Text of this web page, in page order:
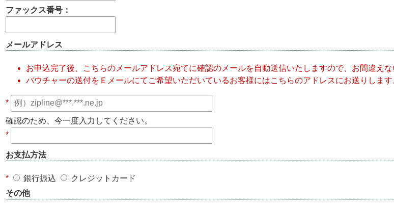
ファックス番号：
メールアドレス
お申込完了後、こちらのメールアドレス宛てに確認のメールを自動送信いたしますので、お間違えな
バウチャーの送付をＥメールにてご希望いただいているお客様にはこちらのアドレスにお送りしま
*
確認のため、今一度入力してください。
*
お支払方法
* 銀行振込
クレジットカード
その他